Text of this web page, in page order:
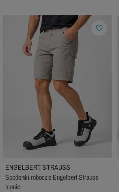
ENGELBERT STRAUSS
Spodenki robocze Engelbert Strauss
Iconic
favorite_border